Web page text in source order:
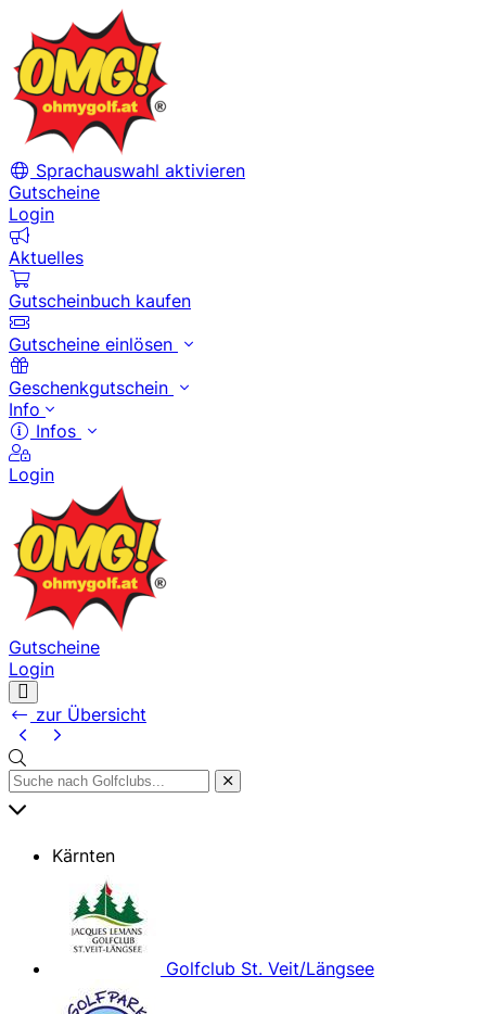
Sprachauswahl aktivieren
Gutscheine
Login
Aktuelles
Gutscheinbuch kaufen
Gutscheine einlösen
Geschenkgutschein
Info
Infos
Login
Gutscheine
Login
öffnenzur Übersicht
Kärnten
Golfclub St. Veit/Längsee